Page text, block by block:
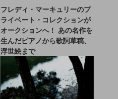
フレディ・マーキュリーのプ
ライベート・コレクションが
オークションへ！ あの名作を
生んだピアノから歌詞草稿、
浮世絵まで